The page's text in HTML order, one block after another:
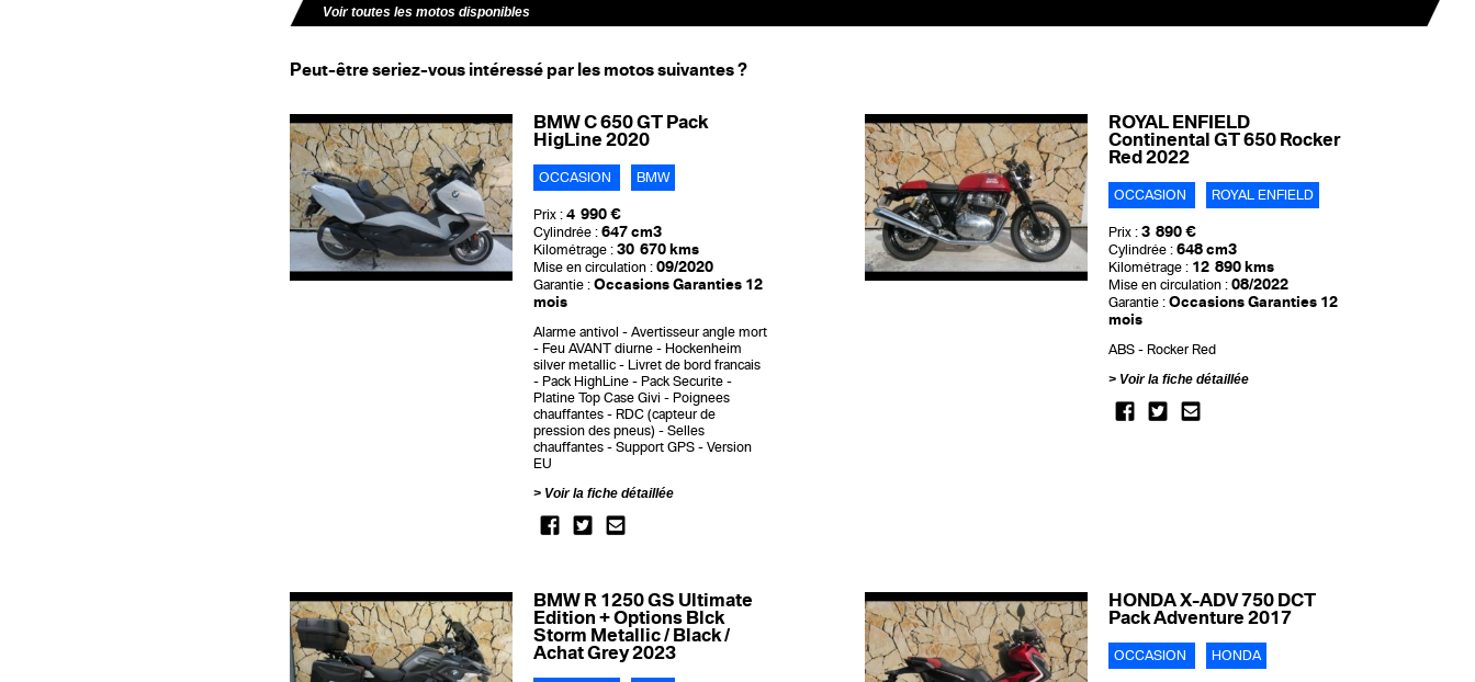
Voir toutes les motos disponibles
Peut-être seriez-vous intéressé par les motos suivantes ?
BMW C 650 GT Pack
HigLine 2020
OCCASION BMW
Prix : 4 990 €
Cylindrée : 647 cm3
Kilométrage : 30 670 kms
Mise en circulation : 09/2020
Garantie : Occasions Garanties 12
mois
Alarme antivol
Avertisseur angle mort
Feu AVANT diurne
Hockenheim
silver metallic
Livret de bord francais
Pack HighLine
Pack Securite
Platine Top Case Givi
Poignees
chauffantes
RDC (capteur de
pression des pneus)
Selles
chauffantes
Support GPS
Version
EU
Voir la fiche détaillée
ROYAL ENFIELD
Continental GT 650 Rocker
Red 2022
OCCASION ROYAL ENFIELD
Prix : 3 890 €
Cylindrée : 648 cm3
Kilométrage : 12 890 kms
Mise en circulation : 08/2022
Garantie : Occasions Garanties 12
mois
ABS
Rocker Red
Voir la fiche détaillée
BMW R 1250 GS Ultimate
Edition + Options Blck
Storm Metallic / Black /
Achat Grey 2023
HONDA X-ADV 750 DCT
Pack Adventure 2017
OCCASION HONDA